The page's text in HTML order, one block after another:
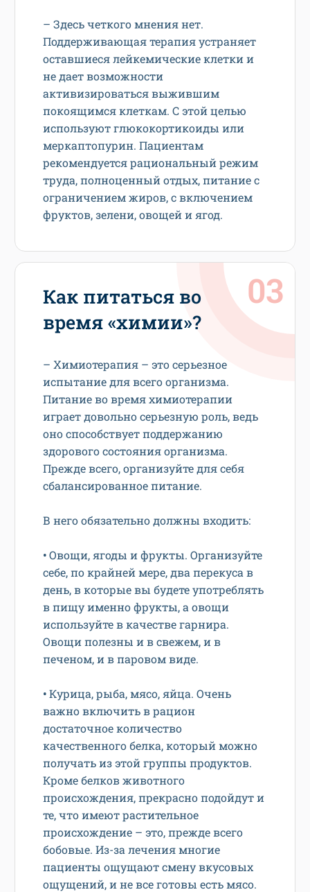
– Здесь четкого мнения нет.
Поддерживающая терапия устраняет
оставшиеся лейкемические клетки и
не дает возможности
активизироваться выжившим
покоящимся клеткам. С этой целью
используют глюкокортикоиды или
меркаптопурин. Пациентам
рекомендуется рациональный режим
труда, полноценный отдых, питание с
ограничением жиров, с включением
фруктов, зелени, овощей и ягод.
Как питаться во
время «химии»?
– Химиотерапия – это серьезное
испытание для всего организма.
Питание во время химиотерапии
играет довольно серьезную роль, ведь
оно способствует поддержанию
здорового состояния организма.
Прежде всего, организуйте для себя
сбалансированное питание.
В него обязательно должны входить:
•Овощи, ягоды и фрукты. Организуйте
себе, по крайней мере, два перекуса в
день, в которые вы будете употреблять
в пищу именно фрукты, а овощи
используйте в качестве гарнира.
Овощи полезны и в свежем, и в
печеном, и в паровом виде.
•Курица, рыба, мясо, яйца. Очень
важно включить в рацион
достаточное количество
качественного белка, который можно
получать из этой группы продуктов.
Кроме белков животного
происхождения, прекрасно подойдут и
те, что имеют растительное
происхождение – это, прежде всего
бобовые. Из-за лечения многие
пациенты ощущают смену вкусовых
ощущений, и не все готовы есть мясо.